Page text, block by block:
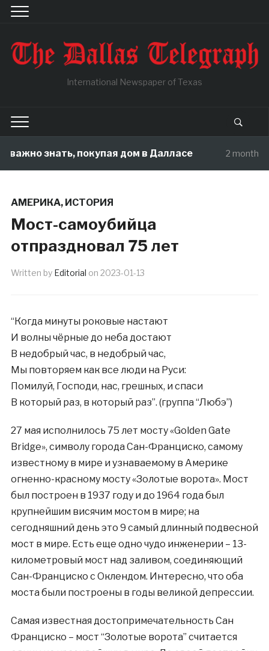
International Newspaper of Texas
знать, покупая дом в Далласе 2 months ago
АМЕРИКА, ИСТОРИЯ
Мост-самоубийца
отпраздновал 75 лет
Written by Editorial on 2023-01-13
“Когда минуты роковые настают
И волны чёрные до неба достают
В недобрый час, в недобрый час,
Мы повторяем как все люди на Руси:
Помилуй, Господи, нас, грешных, и спаси
В который раз, в который раз”. (группа “Любэ”)
27 мая исполнилось 75 лет мосту «Golden Gate
Bridge», символу города Сан-Франциско, самому
известному в мире и узнаваемому в Америке
огненно-красному мосту «Золотые ворота». Мост
был построен в 1937 году и до 1964 года был
крупнейшим висячим мостом в мире; на
сегодняшний день это 9 самый длинный подвесной
мост в мире. Есть еще одно чудо инженерии – 13-
километровый мост над заливом, соединяющий
Сан-Франциско с Оклендом. Интересно, что оба
моста были построены в годы великой депрессии.
Самая известная достопримечательность Сан
Франциско – мост “Золотые ворота” считается